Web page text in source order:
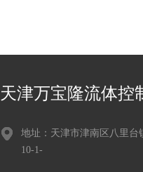
天津万宝隆流体控
地址：天津市津南区八里台
10-1-